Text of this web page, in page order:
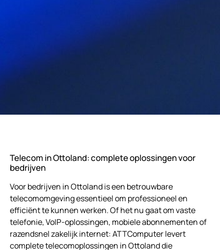
Telecom in Ottoland: complete oplossingen voor
bedrijven
Voor bedrijven in Ottoland is een betrouwbare
telecomomgeving essentieel om professioneel en
efficiënt te kunnen werken. Of het nu gaat om vaste
telefonie, VoIP-oplossingen, mobiele abonnementen of
razendsnel zakelijk internet: ATTComputer levert
complete telecomoplossingen in Ottoland die